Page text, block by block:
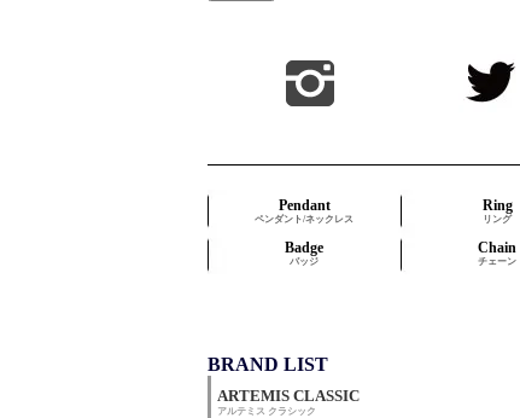
Pendant
ペンダント/ネックレス
Ring
リング
Badge
バッジ
Chain
チェーン
BRAND LIST
ARTEMIS CLASSIC
アルテミス クラシック